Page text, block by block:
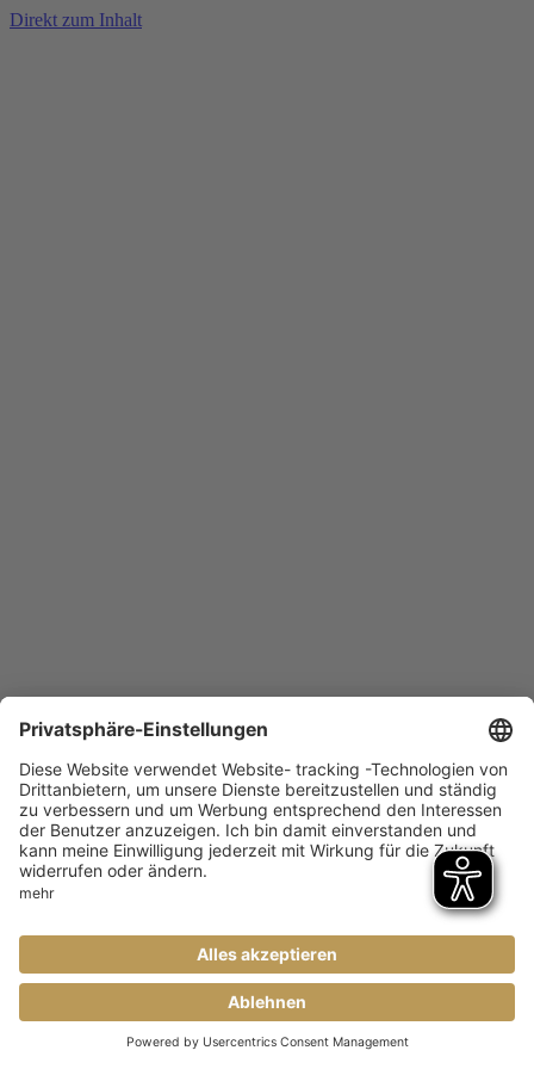
Direkt zum Inhalt